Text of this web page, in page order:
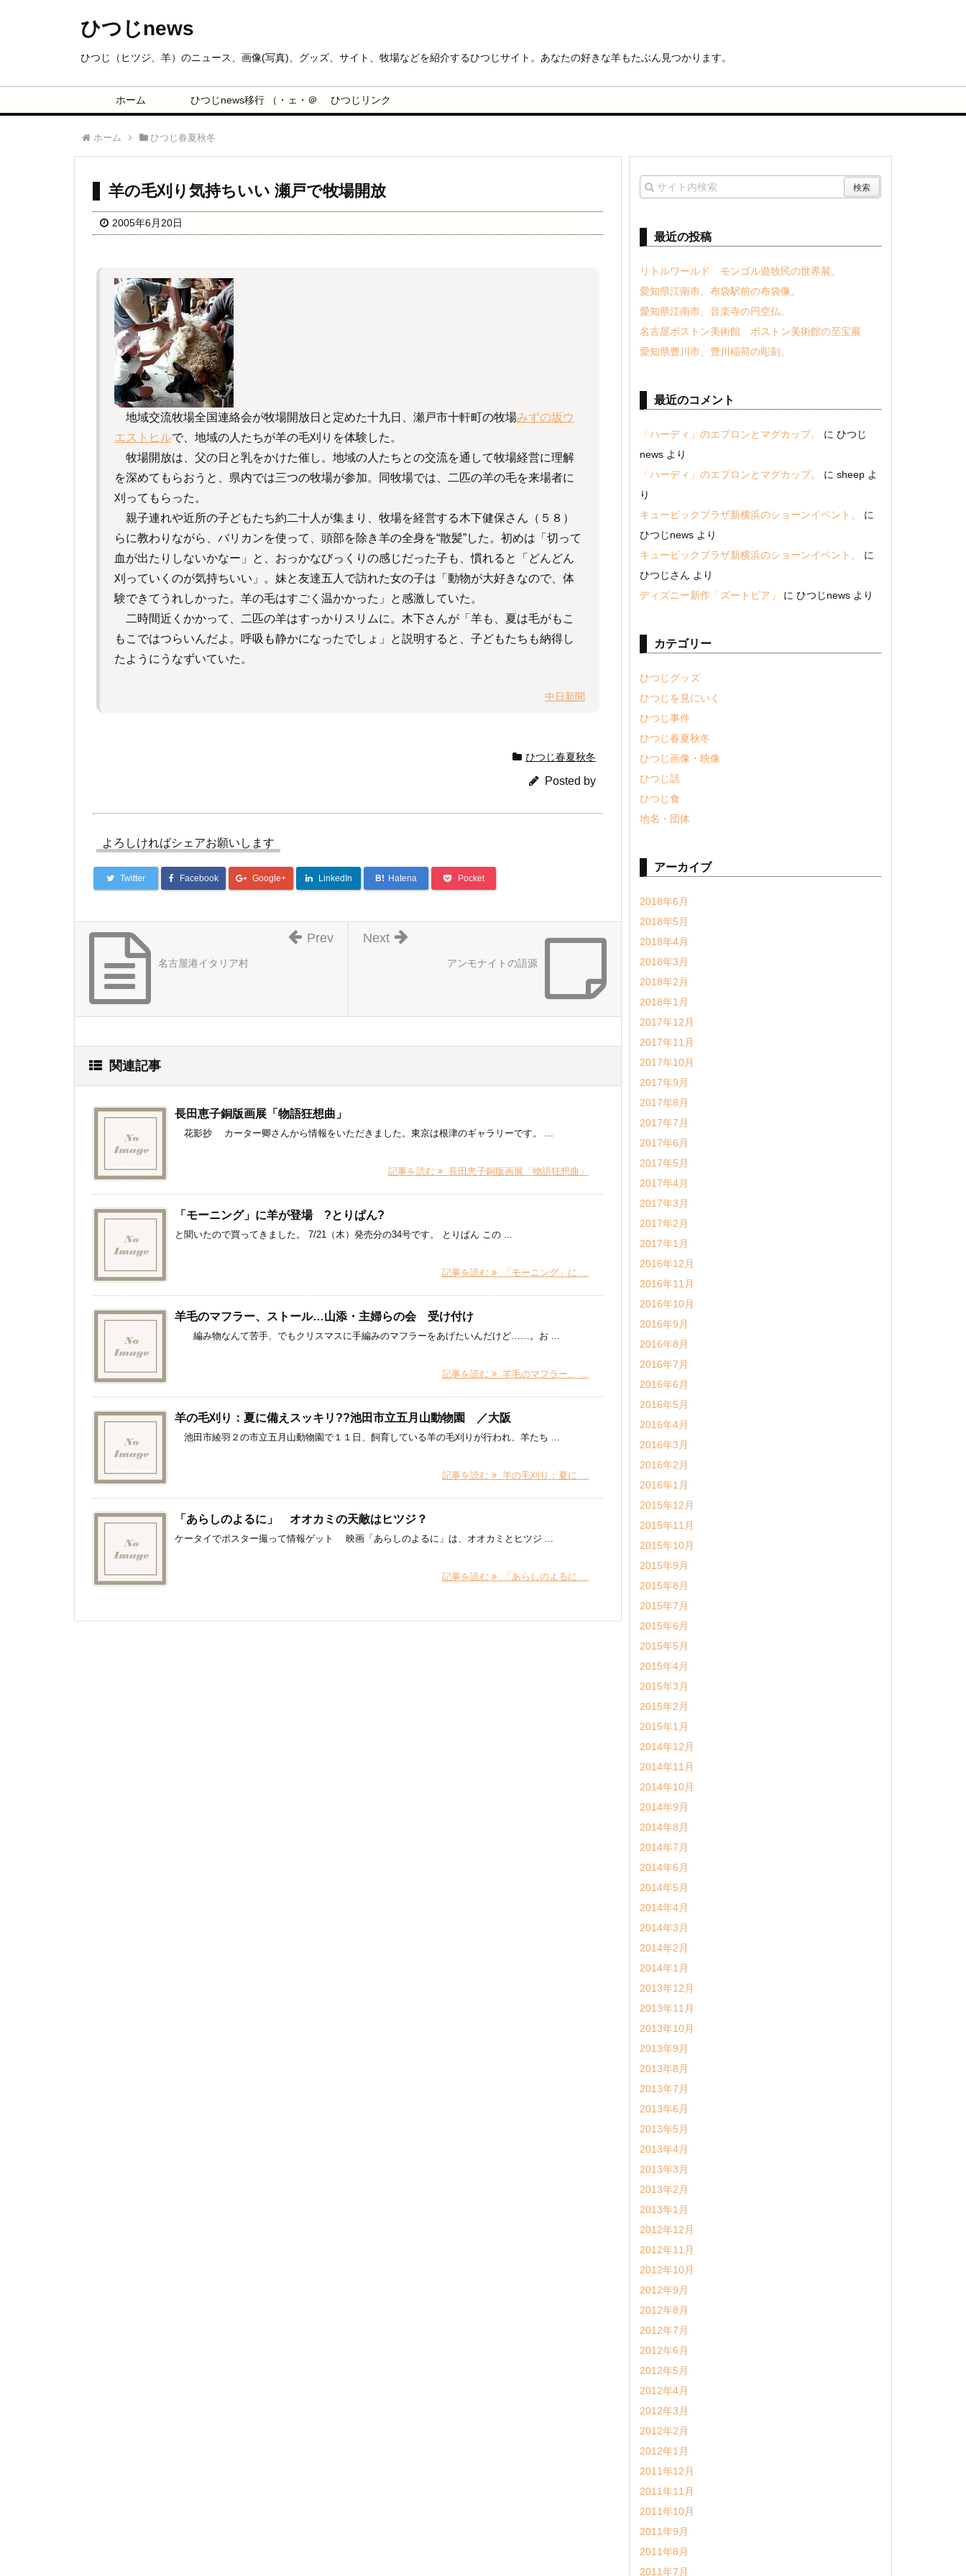
ひつじnews
ひつじ（ヒツジ、羊）のニュース、画像(写真)、グッズ、サイト、牧場などを紹介するひつじサイト。あなたの好きな羊もたぶん見つかります。
ホーム ひつじnews移行 （・ェ・＠ ひつじリンク
ホーム ひつじ春夏秋冬
羊の毛刈り気持ちいい 瀬戸で牧場開放
2005年6月20日
地域交流牧場全国連絡会が牧場開放日と定めた十九日、瀬戸市十軒町の牧場みずの坂ウ
エストヒルで、地域の人たちが羊の毛刈りを体験した。
牧場開放は、父の日と乳をかけた催し。地域の人たちとの交流を通して牧場経営に理解
を深めてもらおうと、県内では三つの牧場が参加。同牧場では、二匹の羊の毛を来場者に
刈ってもらった。
親子連れや近所の子どもたち約二十人が集まり、牧場を経営する木下健保さん（５８）
らに教わりながら、バリカンを使って、頭部を除き羊の全身を“散髪”した。初めは「切って
血が出たりしないかなー」と、おっかなびっくりの感じだった子も、慣れると「どんどん
刈っていくのが気持ちいい」。妹と友達五人で訪れた女の子は「動物が大好きなので、体
験できてうれしかった。羊の毛はすごく温かかった」と感激していた。
二時間近くかかって、二匹の羊はすっかりスリムに。木下さんが「羊も、夏は毛がもこ
もこではつらいんだよ。呼吸も静かになったでしょ」と説明すると、子どもたちも納得し
たようにうなずいていた。
中日新聞
ひつじ春夏秋冬
Posted by
よろしければシェアお願いします
Twitter Facebook Google+ LinkedIn B! Hatena Pocket
アンモナイトの語源
Next
名古屋港イタリア村
Prev
関連記事
長田恵子銅版画展「物語狂想曲」
花影抄 カーター卿さんから情報をいただきました。東京は根津のギャラリーです。 ...
記事を読む 長田恵子銅版画展「物語狂想曲」
「モーニング」に羊が登場 ?とりぱん?
と聞いたので買ってきました。 7/21（木）発売分の34号です。 とりぱん この ...
記事を読む 「モーニング」に ...
羊毛のマフラー、ストール…山添・主婦らの会 受け付け
編み物なんて苦手、でもクリスマスに手編みのマフラーをあげたいんだけど……。お ...
記事を読む 羊毛のマフラー、 ...
羊の毛刈り：夏に備えスッキリ??池田市立五月山動物園 ／大阪
池田市綾羽２の市立五月山動物園で１１日、飼育している羊の毛刈りが行われ、羊たち ...
記事を読む 羊の毛刈り：夏に ...
「あらしのよるに」 オオカミの天敵はヒツジ？
ケータイでポスター撮って情報ゲット 映画「あらしのよるに」は、オオカミとヒツジ ...
記事を読む 「あらしのよるに ...
最近の投稿
リトルワールド モンゴル遊牧民の世界展。
愛知県江南市、布袋駅前の布袋像。
愛知県江南市、音楽寺の円空仏。
名古屋ボストン美術館 ボストン美術館の至宝展
愛知県豊川市、豊川稲荷の彫刻。
最近のコメント
「ハーディ」のエプロンとマグカップ。 に ひつじ
news より
「ハーディ」のエプロンとマグカップ。
に sheep よ
り
キュービックプラザ新横浜のショーンイベント。
に
ひつじnews より
キュービックプラザ新横浜のショーンイベント。
に
ひつじさん より
ディズニー新作「ズートピア」
に ひつじnews より
カテゴリー
ひつじグッズ
ひつじを見にいく
ひつじ事件
ひつじ春夏秋冬
ひつじ画像・映像
ひつじ話
ひつじ食
地名・団体
アーカイブ
2018年6月
2018年5月
2018年4月
2018年3月
2018年2月
2018年1月
2017年12月
2017年11月
2017年10月
2017年9月
2017年8月
2017年7月
2017年6月
2017年5月
2017年4月
2017年3月
2017年2月
2017年1月
2016年12月
2016年11月
2016年10月
2016年9月
2016年8月
2016年7月
2016年6月
2016年5月
2016年4月
2016年3月
2016年2月
2016年1月
2015年12月
2015年11月
2015年10月
2015年9月
2015年8月
2015年7月
2015年6月
2015年5月
2015年4月
2015年3月
2015年2月
2015年1月
2014年12月
2014年11月
2014年10月
2014年9月
2014年8月
2014年7月
2014年6月
2014年5月
2014年4月
2014年3月
2014年2月
2014年1月
2013年12月
2013年11月
2013年10月
2013年9月
2013年8月
2013年7月
2013年6月
2013年5月
2013年4月
2013年3月
2013年2月
2013年1月
2012年12月
2012年11月
2012年10月
2012年9月
2012年8月
2012年7月
2012年6月
2012年5月
2012年4月
2012年3月
2012年2月
2012年1月
2011年12月
2011年11月
2011年10月
2011年9月
2011年8月
2011年7月